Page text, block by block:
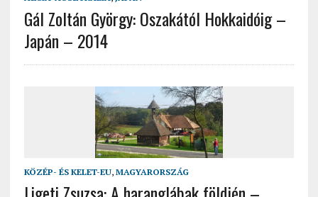
Gál Zoltán György: Oszakától Hokkaidóig –
Japán – 2014
KÖZÉP- ÉS KELET-EU, MAGYARORSZÁG